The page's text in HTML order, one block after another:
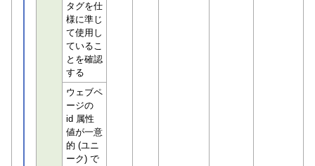
タグを仕
様に準じ
て使用し
ているこ
とを確認
する
ウェブペ
ージの
id 属性
値が一意
的 (ユニ
ーク) で